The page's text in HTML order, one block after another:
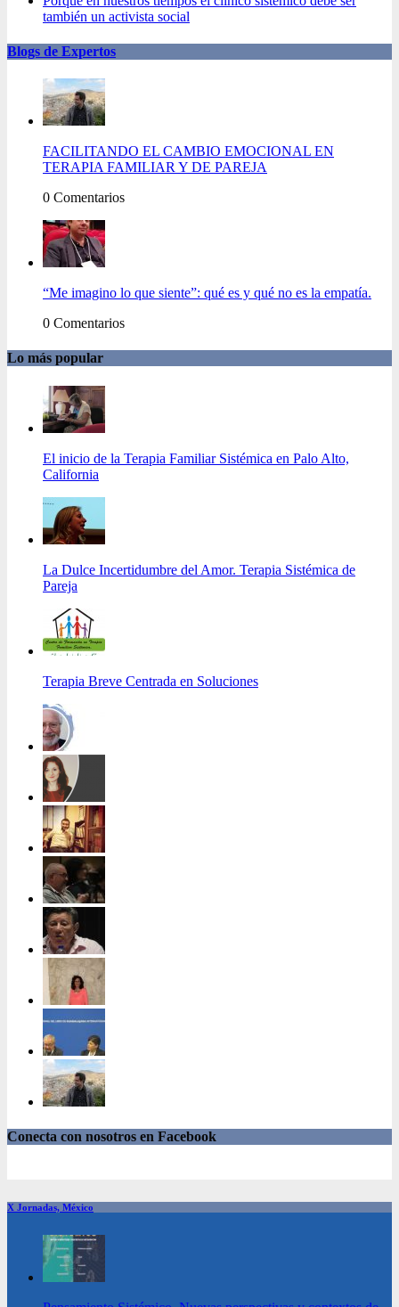
también un activista social
Blogs de Expertos
FACILITANDO EL CAMBIO EMOCIONAL EN
TERAPIA FAMILIAR Y DE PAREJA
0 Comentarios
“Me imagino lo que siente”: qué es y qué no es la empatía.
0 Comentarios
Lo más popular
El inicio de la Terapia Familiar Sistémica en Palo Alto,
California
La Dulce Incertidumbre del Amor. Terapia Sistémica de
Pareja
Terapia Breve Centrada en Soluciones
Conecta con nosotros en Facebook
X Jornadas, México